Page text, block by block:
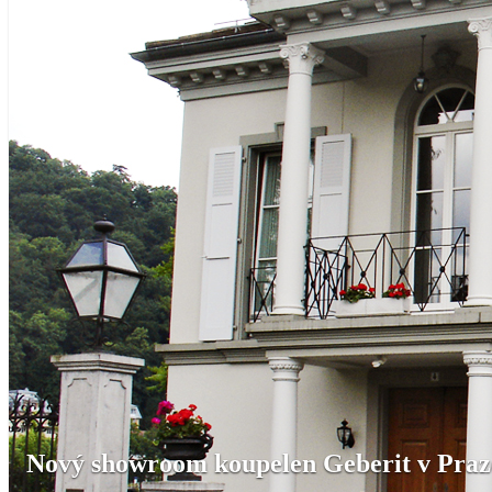
Nový showroom koupelen Geberit v